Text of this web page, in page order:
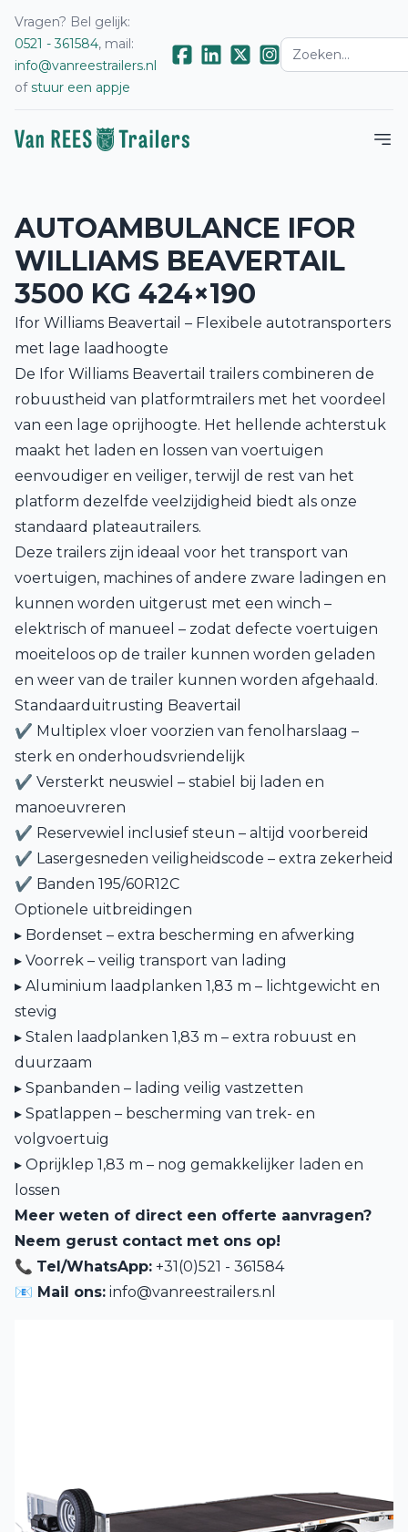
Vragen? Bel gelijk:
0521 - 361584, mail:
info@vanreestrailers.nl
ofstuur een appje
AUTOAMBULANCE IFOR
WILLIAMS BEAVERTAIL
3500 KG 424×190
Ifor Williams Beavertail – Flexibele autotransporters
met lage laadhoogte
De Ifor Williams Beavertail trailers combineren de
robuustheid van platformtrailers met het voordeel
van een lage oprijhoogte. Het hellende achterstuk
maakt het laden en lossen van voertuigen
eenvoudiger en veiliger, terwijl de rest van het
platform dezelfde veelzijdigheid biedt als onze
standaard plateautrailers.
Deze trailers zijn ideaal voor het transport van
voertuigen, machines of andere zware ladingen en
kunnen worden uitgerust met een winch –
elektrisch of manueel – zodat defecte voertuigen
moeiteloos op de trailer kunnen worden geladen
en weer van de trailer kunnen worden afgehaald.
Standaarduitrusting Beavertail
✔ Multiplex vloer voorzien van fenolharslaag –
sterk en onderhoudsvriendelijk
✔ Versterkt neuswiel – stabiel bij laden en
manoeuvreren
✔ Reservewiel inclusief steun – altijd voorbereid
✔ Lasergesneden veiligheidscode – extra zekerheid
✔ Banden 195/60R12C
Optionele uitbreidingen
▸ Bordenset – extra bescherming en afwerking
▸ Voorrek – veilig transport van lading
▸ Aluminium laadplanken 1,83 m – lichtgewicht en
stevig
▸ Stalen laadplanken 1,83 m – extra robuust en
duurzaam
▸ Spanbanden – lading veilig vastzetten
▸ Spatlappen – bescherming van trek- en
volgvoertuig
▸ Oprijklep 1,83 m – nog gemakkelijker laden en
lossen
Meer weten of direct een offerte aanvragen?
Neem gerust contact met ons op!
📞 Tel/WhatsApp: +31(0)521 - 361584
📧 Mail ons: info@vanreestrailers.nl